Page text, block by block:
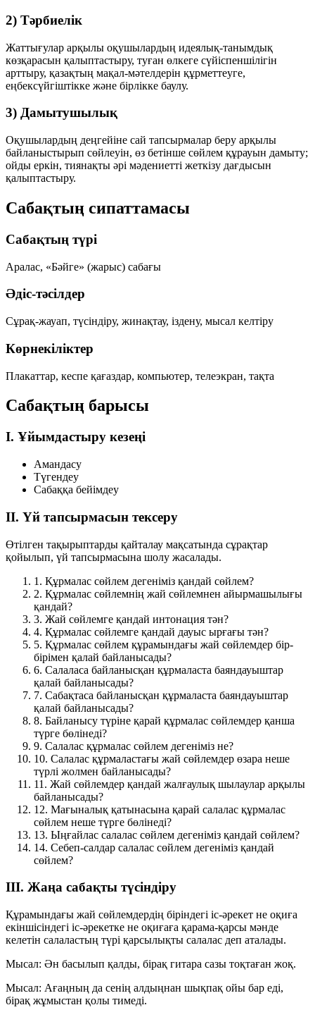
2) Тәрбиелік
Жаттығулар арқылы оқушылардың идеялық-танымдық
көзқарасын қалыптастыру, туған өлкеге сүйіспеншілігін
арттыру, қазақтың мақал-мәтелдерін құрметтеуге,
еңбексүйгіштікке және бірлікке баулу.
3) Дамытушылық
Оқушылардың деңгейіне сай тапсырмалар беру арқылы
байланыстырып сөйлеуін, өз бетінше сөйлем құрауын дамыту;
ойды еркін, тиянақты әрі мәдениетті жеткізу дағдысын
қалыптастыру.
Сабақтың сипаттамасы
Сабақтың түрі
Аралас, «Бәйге» (жарыс) сабағы
Әдіс-тәсілдер
Сұрақ-жауап, түсіндіру, жинақтау, іздену, мысал келтіру
Көрнекіліктер
Плакаттар, кеспе қағаздар, компьютер, телеэкран, тақта
Сабақтың барысы
I. Ұйымдастыру кезеңі
Амандасу
Түгендеу
Сабаққа бейімдеу
II. Үй тапсырмасын тексеру
Өтілген тақырыптарды қайталау мақсатында сұрақтар
қойылып, үй тапсырмасына шолу жасалады.
1. Құрмалас сөйлем дегеніміз қандай сөйлем?
2. Құрмалас сөйлемнің жай сөйлемнен айырмашылығы
қандай?
3. Жай сөйлемге қандай интонация тән?
4. Құрмалас сөйлемге қандай дауыс ырғағы тән?
5. Құрмалас сөйлем құрамындағы жай сөйлемдер бір-
бірімен қалай байланысады?
6. Салаласа байланысқан құрмаласта баяндауыштар
қалай байланысады?
7. Сабақтаса байланысқан құрмаласта баяндауыштар
қалай байланысады?
8. Байланысу түріне қарай құрмалас сөйлемдер қанша
түрге бөлінеді?
9. Салалас құрмалас сөйлем дегеніміз не?
10. Салалас құрмаластағы жай сөйлемдер өзара неше
түрлі жолмен байланысады?
11. Жай сөйлемдер қандай жалғаулық шылаулар арқылы
байланысады?
12. Мағыналық қатынасына қарай салалас құрмалас
сөйлем неше түрге бөлінеді?
13. Ыңғайлас салалас сөйлем дегеніміз қандай сөйлем?
14. Себеп-салдар салалас сөйлем дегеніміз қандай
сөйлем?
III. Жаңа сабақты түсіндіру
Құрамындағы жай сөйлемдердің біріндегі іс-әрекет не оқиға
екіншісіндегі іс-әрекетке не оқиғаға қарама-қарсы мәнде
келетін салаластың түрі қарсылықты салалас деп аталады.
Мысал: Ән басылып қалды, бірақ гитара сазы тоқтаған жоқ.
Мысал: Ағаңның да сенің алдыңнан шықпақ ойы бар еді,
бірақ жұмыстан қолы тимеді.